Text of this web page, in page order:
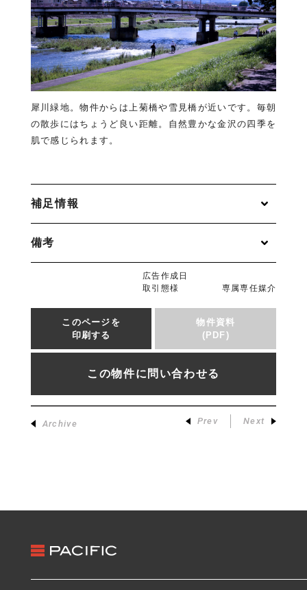
犀川緑地。物件からは上菊橋や雪見橋が近いです。毎朝
の散歩にはちょうど良い距離。自然豊かな金沢の四季を
肌で感じられます。
補足情報
備考
広告作成日
取引態様
専属専任媒介
このページを
印刷する
物件資料
(PDF)
この物件に問い合わせる
Archive Prev Next